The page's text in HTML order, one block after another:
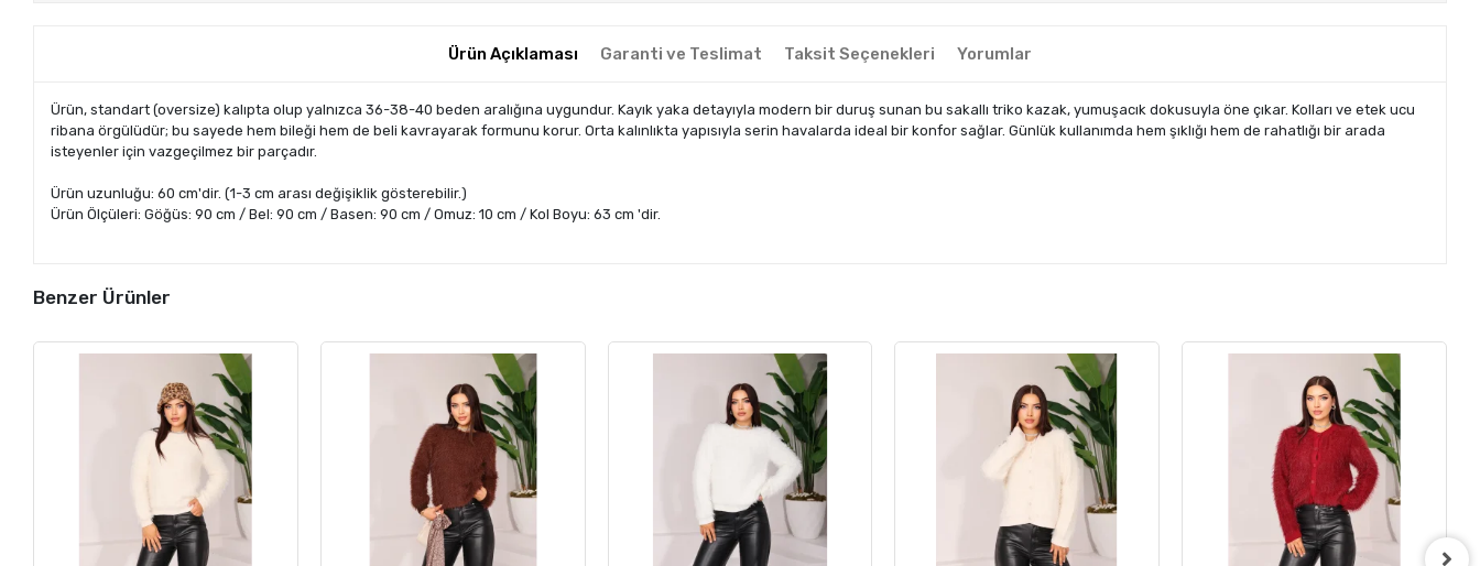
Ürün Açıklaması Garanti ve Teslimat Taksit Seçenekleri Yorumlar
Ürün, standart (oversize) kalıpta olup yalnızca 36-38-40 beden aralığına uygundur. Kayık yaka detayıyla modern bir duruş sunan bu sakallı triko kazak, yumuşacık dokusuyla öne çıkar. Kolları ve etek ucu
ribana örgülüdür; bu sayede hem bileği hem de beli kavrayarak formunu korur. Orta kalınlıkta yapısıyla serin havalarda ideal bir konfor sağlar. Günlük kullanımda hem şıklığı hem de rahatlığı bir arada
isteyenler için vazgeçilmez bir parçadır.
Ürün uzunluğu: 60 cm'dir. (1-3 cm arası değişiklik gösterebilir.)
Ürün Ölçüleri: Göğüs: 90 cm / Bel: 90 cm / Basen: 90 cm / Omuz: 10 cm / Kol Boyu: 63 cm 'dir.
Benzer Ürünler